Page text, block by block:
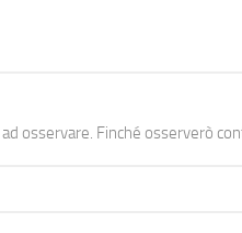
osservare. Finché osserverò